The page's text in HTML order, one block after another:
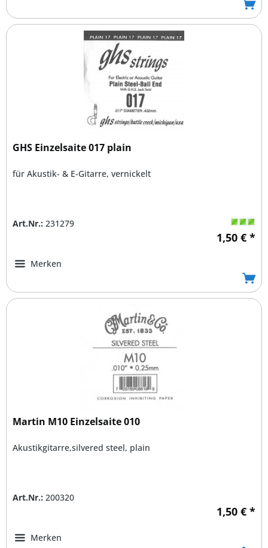
GHS Einzelsaite 017 plain
für Akustik- & E-Gitarre, vernickelt
Art.Nr.: 231279
1,50 € *
Merken
Martin M10 Einzelsaite 010
Akustikgitarre,silvered steel, plain
Art.Nr.: 200320
1,50 € *
Merken